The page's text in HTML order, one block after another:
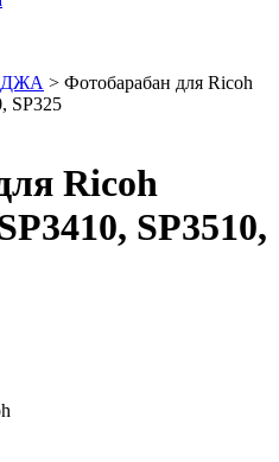
> Фотобарабан для Ricoh
SP325
Ricoh
SP3510,